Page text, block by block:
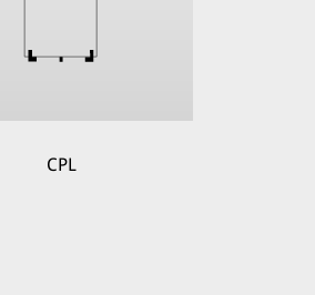
CPL